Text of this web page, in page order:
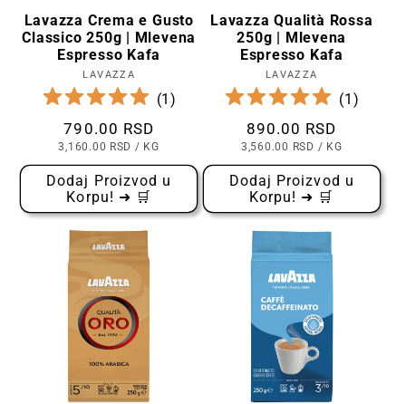
napitak ostaje večni simbol zajedništva,
razgovora i zadovoljstva.
Lavazza Crema e Gusto
Classico 250g | Mlevena
Espresso Kafa
Prodavac:
LAVAZZA
(1)
Cena
790.00 RSD
CENA
KOMADU
3,160.00 RSD / PO
KG
Dodaj Proizvod u
Korpu! ➜ 🛒
Lavazza Qualità Rossa
250g | Mlevena
Espresso Kafa
Prodavac:
LAVAZZA
(1 )
Cena
890.00 RSD
CENA
KOMADU
3,560.00 RSD / PO
KG
Dodaj Proizvod u
Korpu! ➜ 🛒